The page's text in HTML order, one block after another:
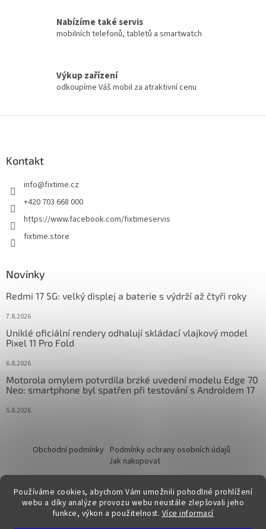
Používáme cookies, abychom Vám umožnili pohodlné prohlížení
webu a díky analýze provozu webu neustále zlepšovali jeho
funkce, výkon a použitelnost. Více informací
Nabízíme také servis
mobilních telefonů, tabletů a smartwatch
Výkup zařízení
odkoupíme Váš mobil za atraktivní cenu
Kontakt
info@fixtime.cz
+420 703 668 000
https://www.facebook.com/fixtimeservis
fixtime.store
Novinky
Redmi 17 5G: velký displej a baterie s výdrží až čtyři roky
7.8.2026
Uniklé oficiální rendery odhalují skládací vlajkový model
Pixel 11 Pro Fold
6.8.2026
Motorola omylem potvrdila brzké uvedení modelu Edge 70
Neo: smartphone byl spatřen při testování s Androidem 17
5.8.2026
Obchodní podmínky Podmínky ochrany osobních údajů
Jak nakupovat
Vytvořil Shoptet